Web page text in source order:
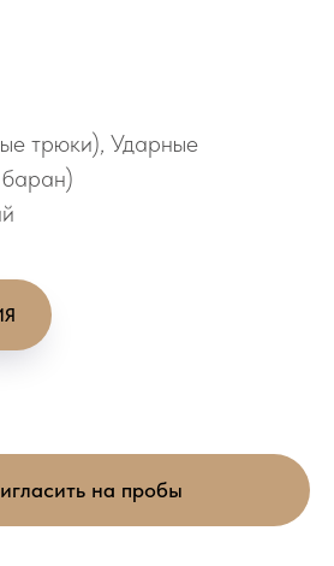
трюки), Ударные
на пробы